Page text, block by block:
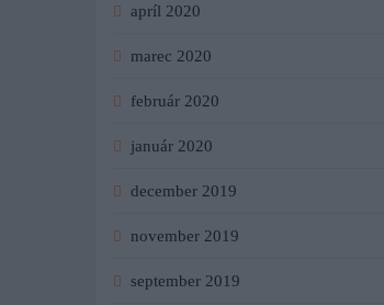
apríl 2020
marec 2020
február 2020
január 2020
december 2019
november 2019
september 2019